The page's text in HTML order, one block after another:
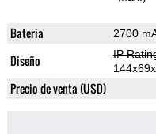
Bateria 2700
Diseño IP
Precio de venta (USD)